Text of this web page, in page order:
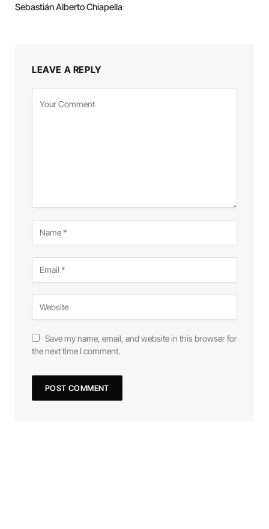
Sebastián Alberto Chiapella
LEAVE A REPLY
Save my name, email, and website in this browser for
the next time I comment.